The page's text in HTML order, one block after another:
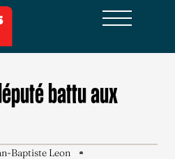
battu aux
Baptiste Leon